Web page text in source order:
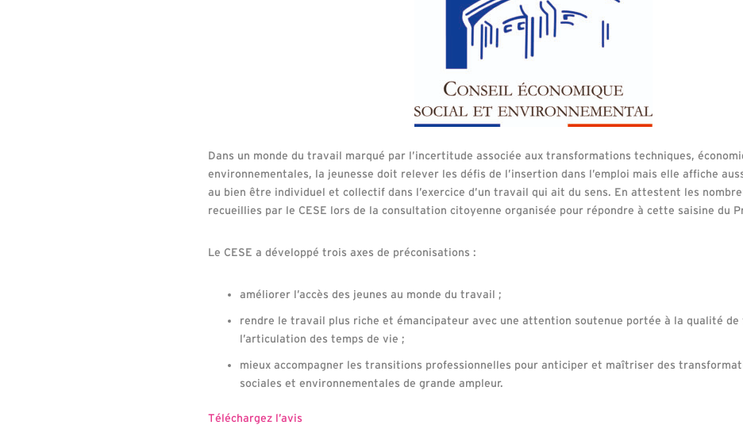
Dans un monde du travail marqué par l’incertitude associée aux transformations techniques,
environnementales, la jeunesse doit relever les défis de l’insertion dans l’emploi mais elle affiche
au bien être individuel et collectif dans l’exercice d’un travail qui ait du sens. En attestent les
recueillies par le CESE lors de la consultation citoyenne organisée pour répondre à cette saisine du
Le CESE a développé trois axes de préconisations :
améliorer l’accès des jeunes au monde du travail ;
rendre le travail plus riche et émancipateur avec une attention soutenue portée à la qualité
l’articulation des temps de vie ;
mieux accompagner les transitions professionnelles pour anticiper et maîtriser des
sociales et environnementales de grande ampleur.
Téléchargez l’avis